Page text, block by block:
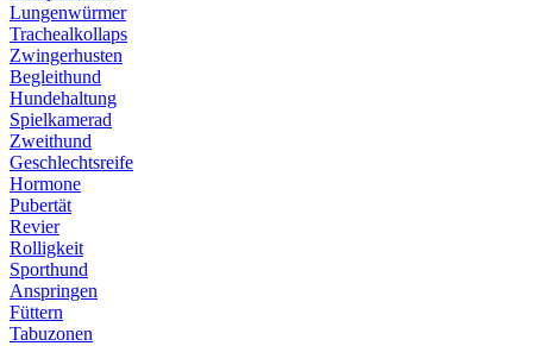
Lungenwürmer
Trachealkollaps
Zwingerhusten
Begleithund
Hundehaltung
Spielkamerad
Zweithund
Geschlechtsreife
Hormone
Pubertät
Revier
Rolligkeit
Sporthund
Anspringen
Füttern
Tabuzonen